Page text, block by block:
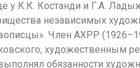
у К.К. Костанди и Г.А.
независимых
Член АХРР
художественным
обязанности